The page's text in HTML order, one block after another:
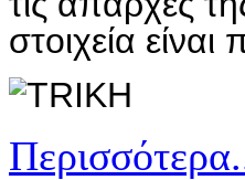
στοιχεία